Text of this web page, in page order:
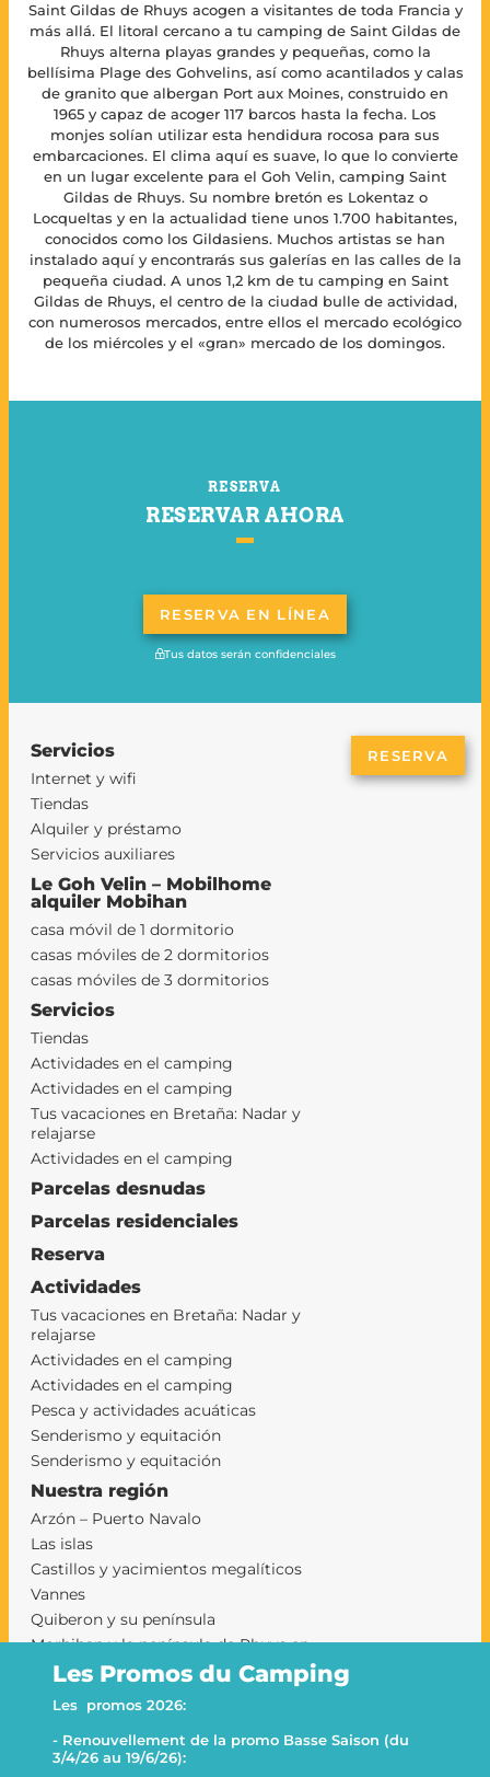
Les Promos du Camping
Les promos 2026:
- Renouvellement de la promo Basse Saison (du
3/4/26 au 19/6/26):
Saint Gildas de Rhuys acogen a visitantes de toda Francia y
más allá. El litoral cercano a tu camping de Saint Gildas de
Rhuys alterna playas grandes y pequeñas, como la
bellísima Plage des Gohvelins, así como acantilados y calas
de granito que albergan Port aux Moines, construido en
1965 y capaz de acoger 117 barcos hasta la fecha. Los
monjes solían utilizar esta hendidura rocosa para sus
embarcaciones. El clima aquí es suave, lo que lo convierte
en un lugar excelente para el Goh Velin, camping Saint
Gildas de Rhuys. Su nombre bretón es Lokentaz o
Locqueltas y en la actualidad tiene unos 1.700 habitantes,
conocidos como los Gildasiens. Muchos artistas se han
instalado aquí y encontrarás sus galerías en las calles de la
pequeña ciudad. A unos 1,2 km de tu camping en Saint
Gildas de Rhuys, el centro de la ciudad bulle de actividad,
con numerosos mercados, entre ellos el mercado ecológico
de los miércoles y el «gran» mercado de los domingos.
RESERVA
RESERVAR AHORA
RESERVA EN LÍNEA
Tus datos serán confidenciales
Servicios
Internet y wifi
Tiendas
Alquiler y préstamo
Servicios auxiliares
Le Goh Velin – Mobilhome
alquiler Mobihan
casa móvil de 1 dormitorio
casas móviles de 2 dormitorios
casas móviles de 3 dormitorios
Servicios
Tiendas
Actividades en el camping
Actividades en el camping
Tus vacaciones en Bretaña: Nadar y
relajarse
Actividades en el camping
Parcelas desnudas
Parcelas residenciales
Reserva
Actividades
Tus vacaciones en Bretaña: Nadar y
relajarse
Actividades en el camping
Actividades en el camping
Pesca y actividades acuáticas
Senderismo y equitación
Senderismo y equitación
Nuestra región
Arzón – Puerto Navalo
Las islas
Castillos y yacimientos megalíticos
Vannes
Quiberon y su península
Morbihan y la península de Rhuys en
camping
Le Goh Velin
RESERVA
This website uses cookies